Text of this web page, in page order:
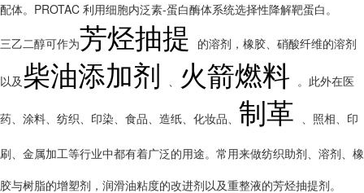
配体。PROTAC 利用细胞内泛素-蛋白酶体系统选择性降解靶蛋白。
三乙二醇可作为芳烃抽提 的溶剂，橡胶、硝酸纤维的溶剂
以及柴油添加剂 火箭燃料 。此外在医
药、涂料、纺织、印染、食品、造纸、化妆品、 制革 、照相、印
刷、金属加工等行业中都有着广泛的用途。常用来做纺织助剂、溶剂、橡
胶与树脂的增塑剂，润滑油粘度的改进剂以及重整液的芳烃抽提剂。